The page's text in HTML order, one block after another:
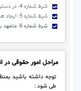
شرط شماره 4: در دسترس بودن متقاضی
شرط شماره 5: ایجاد همکاری لازم در طی فرایند ثبت
شرط شماره 6: متعهد به مفاد قرارداد منعقده
مراحل امور حقوقی در
توجه داشته باشید
طی شود :